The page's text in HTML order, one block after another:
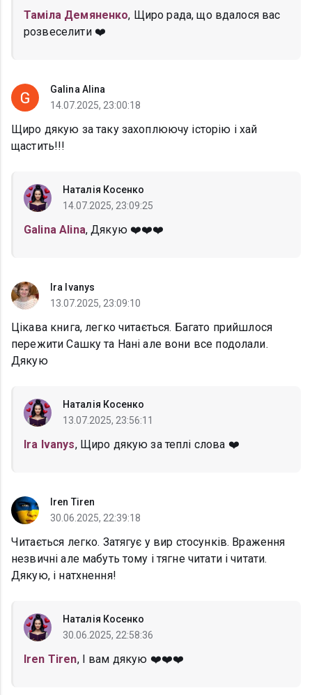
Таміла Демяненко, Щиро рада, що вдалося вас
розвеселити ❤️
Galina Alina
14.07.2025, 23:00:18
Щиро дякую за таку захоплюючу історію і хай
щастить!!!
Наталія Косенко
14.07.2025, 23:09:25
Galina Alina, Дякую ❤️❤️❤️
Ira Ivanys
13.07.2025, 23:09:10
Цікава книга, легко читається. Багато прийшлося
пережити Сашку та Нані але вони все подолали.
Дякую
Наталія Косенко
13.07.2025, 23:56:11
Ira Ivanys, Щиро дякую за теплі слова ❤️
Iren Tiren
30.06.2025, 22:39:18
Читається легко. Затягує у вир стосунків. Враження
незвичні але мабуть тому і тягне читати і читати.
Дякую, і натхнення!
Наталія Косенко
30.06.2025, 22:58:36
Iren Tiren, І вам дякую ❤️❤️❤️